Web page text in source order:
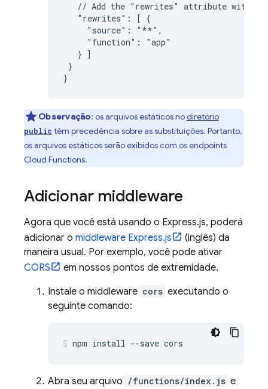
// Add the "rewrites" attribute within
   "rewrites": [ {
     "source": "**",
     "function": "app"
   } ]
}
}
Observação: os arquivos estáticos nodiretório
public têm precedência sobre as substituições. Portanto,
os arquivos estáticos serão exibidos com os endpoints
Cloud Functions.
Adicionar middleware
Agora que você está usando o Express.js, poderá
adicionar o middleware Express.js
(inglês) da
maneira usual. Por exemplo, você pode ativar
CORS
em nossos pontos de extremidade.
Instale o middleware cors executando o
seguinte comando:
npm install --save cors
Abra seu arquivo /functions/index.js e